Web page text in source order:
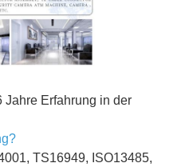
Jahre Erfahrung in der
TS16949, ISO13485,